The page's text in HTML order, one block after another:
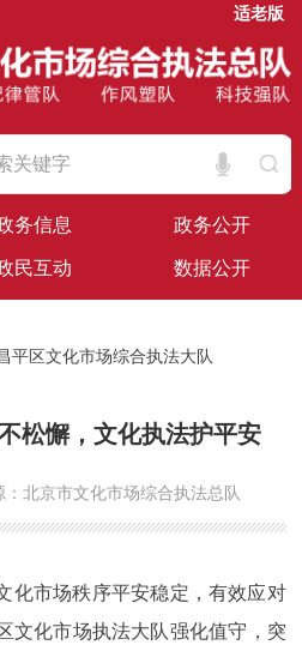
适老版
务信息 政务公开
民互动 数据公开
平区文化市场综合执法大队
松懈，文化执法护平安
：北京市文化市场综合执法总队
化市场秩序平安稳定，有效应对
文化市场执法大队强化值守，突